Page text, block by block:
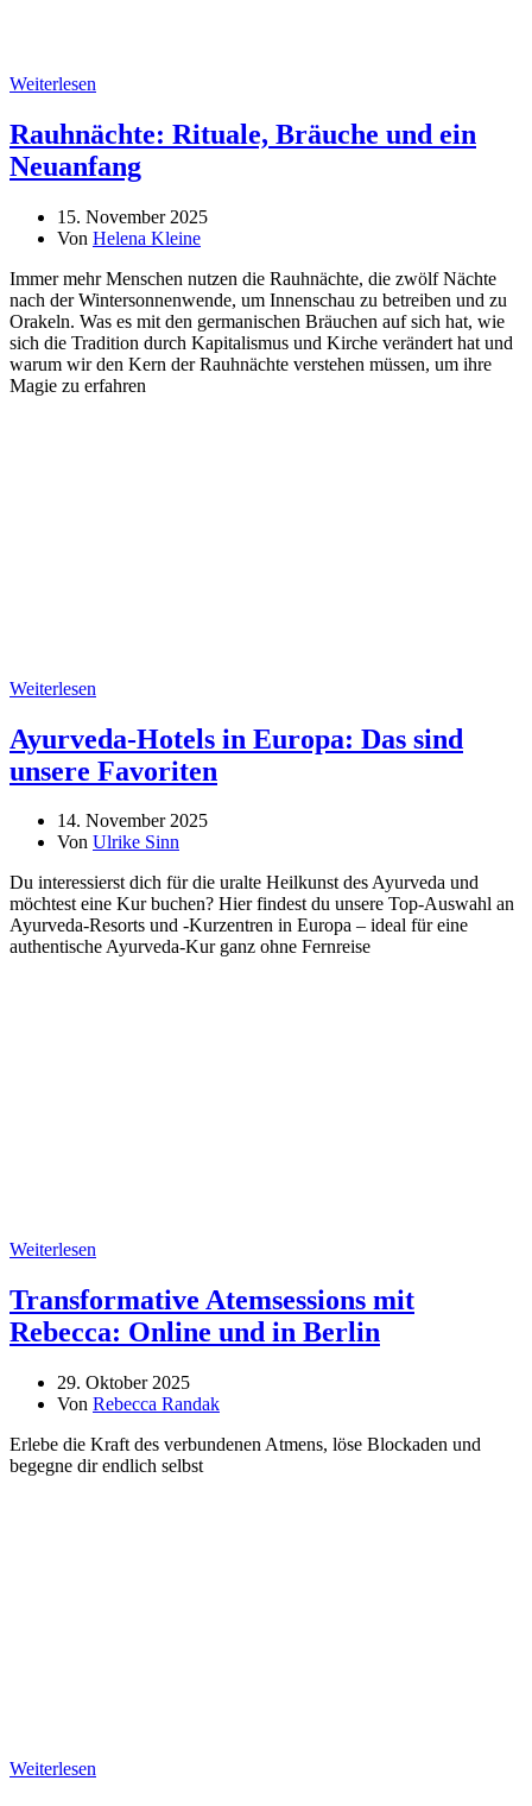
Weiterlesen
Rauhnächte: Rituale, Bräuche und ein
Neuanfang
15. November 2025
Von Helena Kleine
Immer mehr Menschen nutzen die Rauhnächte, die zwölf Nächte
nach der Wintersonnenwende, um Innenschau zu betreiben und zu
Orakeln. Was es mit den germanischen Bräuchen auf sich hat, wie
sich die Tradition durch Kapitalismus und Kirche verändert hat und
warum wir den Kern der Rauhnächte verstehen müssen, um ihre
Magie zu erfahren
Weiterlesen
Ayurveda-Hotels in Europa: Das sind
unsere Favoriten
14. November 2025
Von Ulrike Sinn
Du interessierst dich für die uralte Heilkunst des Ayurveda und
möchtest eine Kur buchen? Hier findest du unsere Top-Auswahl an
Ayurveda-Resorts und -Kurzentren in Europa – ideal für eine
authentische Ayurveda-Kur ganz ohne Fernreise
Weiterlesen
Transformative Atemsessions mit
Rebecca: Online und in Berlin
29. Oktober 2025
Von Rebecca Randak
Erlebe die Kraft des verbundenen Atmens, löse Blockaden und
begegne dir endlich selbst
Weiterlesen